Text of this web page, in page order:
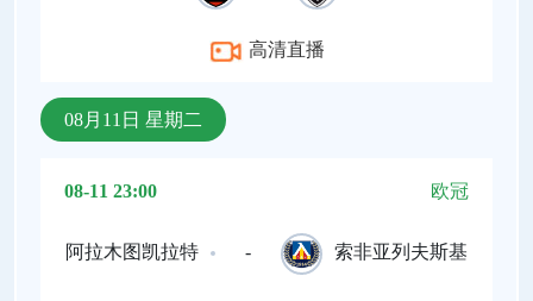
高清直播
08月11日 星期二
08-11 23:00 欧冠
阿拉木图凯拉特 - 索非亚列夫斯基